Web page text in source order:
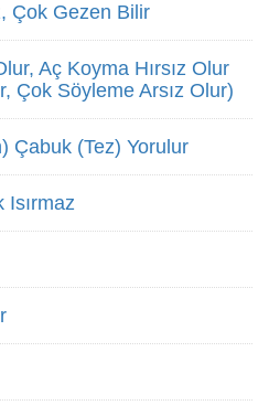
Çok Gezen Bilir
Aç Koyma Hırsız Olur
Çok Söyleme Arsız Olur)
Çabuk (Tez) Yorulur